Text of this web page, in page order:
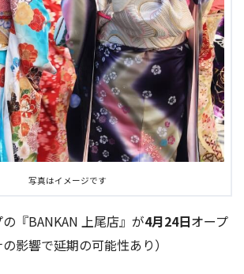
写真はイメージです
『BANKAN 上尾店』が4月24日オープ
影響で延期の可能性あり）